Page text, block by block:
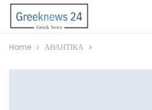
Home ΑΘΛΗΤΙΚΑ